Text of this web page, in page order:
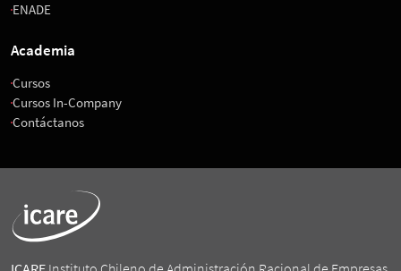
ENADE
Academia
Cursos
Cursos In-Company
Contáctanos